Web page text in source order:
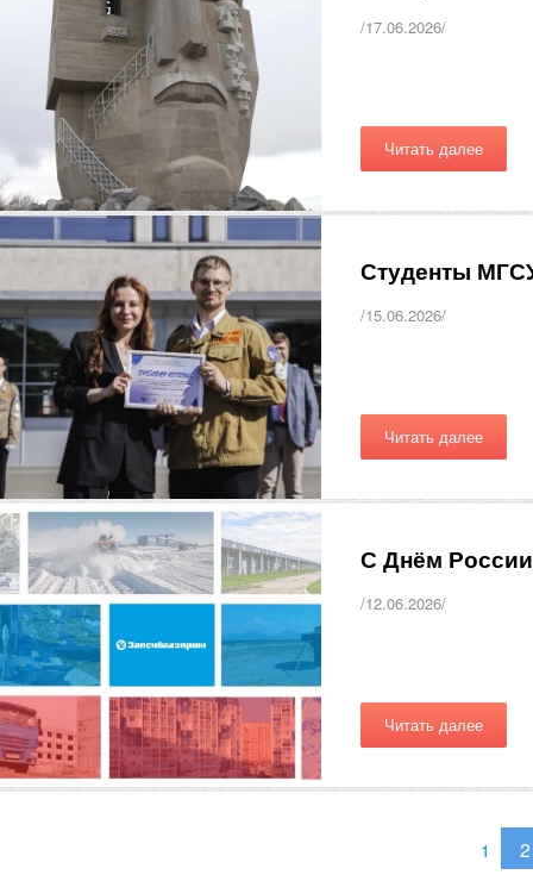
/17.06.2026/
Читать далее
Студенты
/15.06.2026/
Читать далее
С Днём
/12.06.2026/
Читать далее
1 2